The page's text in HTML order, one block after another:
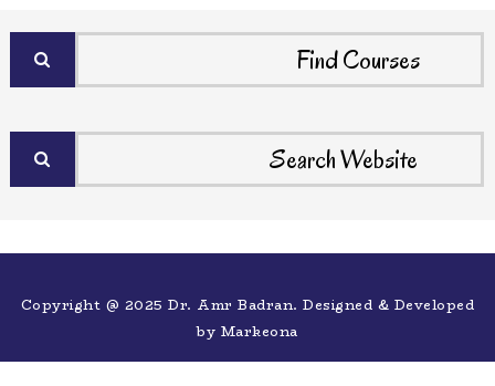
Copyright @ 2025 Dr. Amr Badran. Designed & Developed
by Markeona